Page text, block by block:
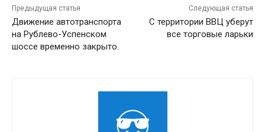
Предыдущая статья
Движение автотранспорта
на Рублево-Успенском
шоссе временно закрыто.
Следующая статья
С территории ВВЦ уберут
все торговые ларьки